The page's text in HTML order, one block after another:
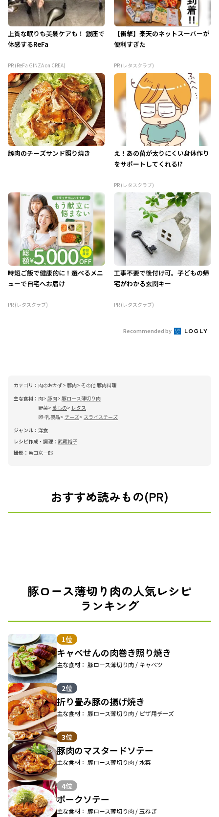
上質な眠りも美髪ケアも！ 銀座で
体感するReFa
PR (ReFa GINZA on CREA)
【衝撃】楽天のネットスーパーが
便利すぎた
PR (レタスクラブ)
豚肉のチーズサンド照り焼き
え！あの菌が太りにくい身体作り
をサポートしてくれる!?
PR (レタスクラブ)
時短ご飯で健康的に！選べるメニ
ューで自宅へお届け
PR (レタスクラブ)
工事不要で後付け可。子どもの帰
宅がわかる玄関キー
PR (レタスクラブ)
Recommended by
カテゴリ： 肉のおかず 豚肉 その他 豚肉料理
主な食材： 肉 豚肉 豚ロース薄切り肉
野菜 葉もの
レタス
卵･乳製品
チーズ
スライスチーズ
ジャンル： 洋食
レシピ作成・調理： 武蔵裕子
撮影： 邑口京一郎
おすすめ読みもの(PR)
豚ロース薄切り肉の人気レシピ
ランキング
1位
キャベせんの肉巻き照り焼き
主な食材： 豚ロース薄切り肉 / キャベツ
2位
折り畳み豚の揚げ焼き
主な食材： 豚ロース薄切り肉 / ピザ用チーズ
3位
豚肉のマスタードソテー
主な食材： 豚ロース薄切り肉 / 水菜
4位
ポークソテー
主な食材： 豚ロース薄切り肉 / 玉ねぎ